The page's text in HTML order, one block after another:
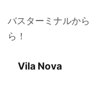
バスターミナルか
ら！
Vila Nova